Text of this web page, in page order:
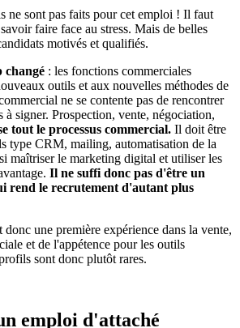
ne sont pas faits pour cet emploi ! Il faut
faire face au stress. Mais de belles
motivés et qualifiés.
changé : les fonctions commerciales
outils et aux nouvelles méthodes de
ne se contente pas de rencontrer
à signer. Prospection, vente, négociation,
tout le processus commercial. Il doit être
type CRM, mailing, automatisation de la
maîtriser le marketing digital et utiliser les
Il ne suffi donc pas d'être un
rend le recrutement d'autant plus
une première expérience dans la vente,
et de l'appétence pour les outils
sont donc plutôt rares.
emploi d'attaché